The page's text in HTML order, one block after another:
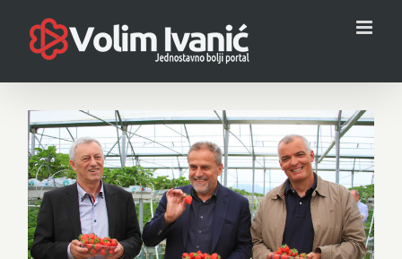
content
View
Larger
Image